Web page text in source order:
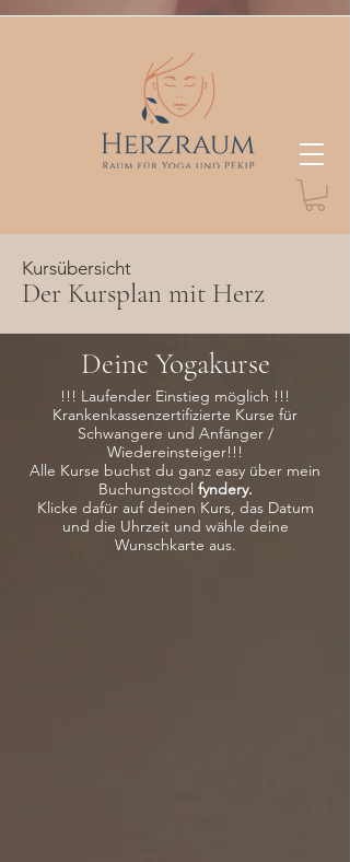
Der Kursplan mit Herz
Kursübersicht
Deine Yogakurse
!!! Laufender Einstieg möglich !!!
Krankenkassenzertifizierte Kurse für
Schwangere und Anfänger /
Wiedereinsteiger!!!
Alle Kurse buchst du ganz easy über mein
Buchungstool fyndery.
Klicke dafür auf deinen Kurs, das Datum
und die Uhrzeit und wähle deine
Wunschkarte aus.